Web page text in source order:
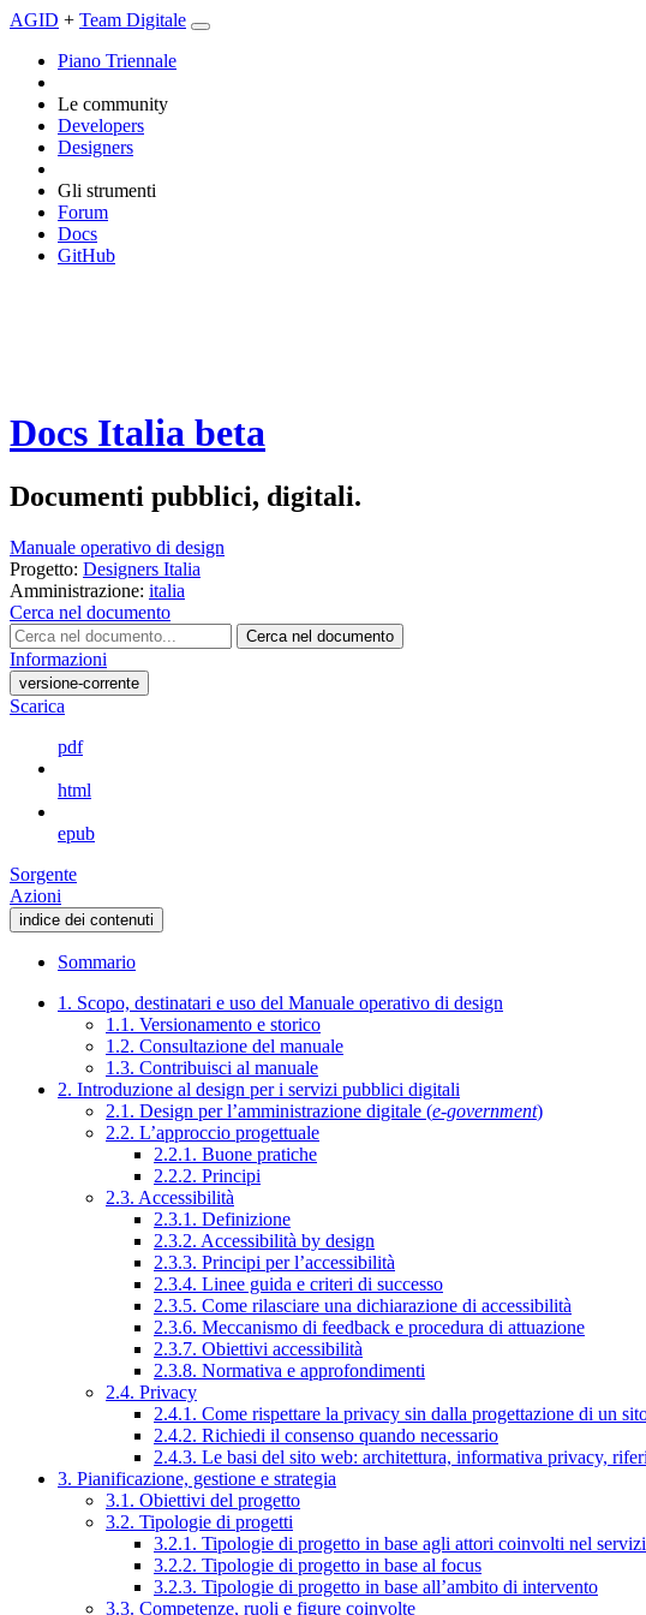
AGID + Team Digitale
Piano Triennale
Le community
Developers
Designers
Gli strumenti
Forum
Docs
GitHub
Docs Italia beta
Documenti pubblici, digitali.
Manuale operativo di design
Progetto: Designers Italia
Amministrazione: italia
Cerca nel documento
Cerca nel documento
Informazioni
versione-corrente
Scarica
pdf
html
epub
Sorgente
Azioni
indice dei contenuti
Sommario
1. Scopo, destinatari e uso del Manuale operativo di design
1.1. Versionamento e storico
1.2. Consultazione del manuale
1.3. Contribuisci al manuale
2. Introduzione al design per i servizi pubblici digitali
2.1. Design per l’amministrazione digitale (e-government)
2.2. L’approccio progettuale
2.2.1. Buone pratiche
2.2.2. Principi
2.3. Accessibilità
2.3.1. Definizione
2.3.2. Accessibilità by design
2.3.3. Principi per l’accessibilità
2.3.4. Linee guida e criteri di successo
2.3.5. Come rilasciare una dichiarazione di accessibilità
2.3.6. Meccanismo di feedback e procedura di attuazione
2.3.7. Obiettivi accessibilità
2.3.8. Normativa e approfondimenti
2.4. Privacy
2.4.1. Come rispettare la privacy sin dalla progettazione di un
2.4.2. Richiedi il consenso quando necessario
2.4.3. Le basi del sito web: architettura, informativa privacy,
3. Pianificazione, gestione e strategia
3.1. Obiettivi del progetto
3.2. Tipologie di progetti
3.2.1. Tipologie di progetto in base agli attori coinvolti nel
3.2.2. Tipologie di progetto in base al focus
3.2.3. Tipologie di progetto in base all’ambito di intervento
3.3. Competenze, ruoli e figure coinvolte